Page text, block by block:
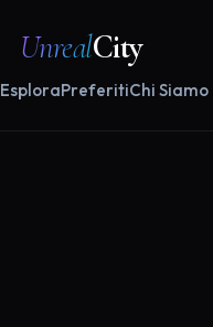
UnrealCity
EsploraPreferitiChi Siamo